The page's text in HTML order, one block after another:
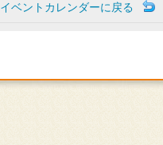
イベントカレンダーに戻る